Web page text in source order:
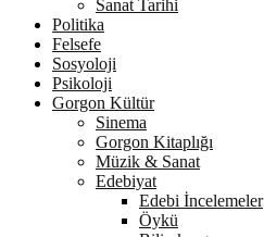
Sanat Tarihi
Politika
Felsefe
Sosyoloji
Psikoloji
Gorgon Kültür
Sinema
Gorgon Kitaplığı
Müzik & Sanat
Edebiyat
Edebi İncelemeler
Öykü